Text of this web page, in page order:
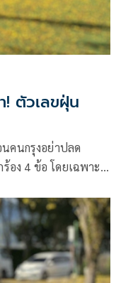
! ตัวเลขฝุ่น
คนกรุงอย่าปลด
อง 4 ข้อ โดยเฉพาะ